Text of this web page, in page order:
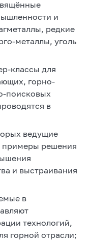
и
редкие
металлы, уголь
классы для
горно-
поисковых
в
ведущие
примеры решения
и выстраивания
в
технологий,
горной отрасли;